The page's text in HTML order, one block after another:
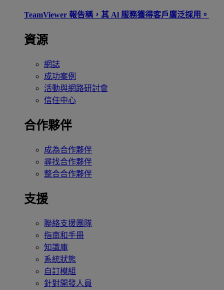
TeamViewer 報告稱，其 Al 服務獲得客戶廣泛採用。
資源
網誌
成功案例
活動與網路研討會
信任中心
合作夥伴
成為合作夥伴
尋找合作夥伴
整合合作夥伴
支援
聯絡支援團隊
指南和手冊
知識庫
系統狀態
自訂模組
針對開發人員